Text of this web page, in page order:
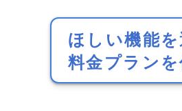
ほしい機能
料金プラン